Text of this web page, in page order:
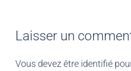
Laisser un
Vous devez être identifié